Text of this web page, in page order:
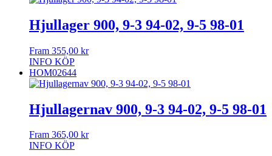
Hjullager 900, 9-3 94-02, 9-5 98-01
Fram 355,00 kr
INFO KÖP
HOM02644
Hjullagernav 900, 9-3 94-02, 9-5 98-01
Fram 365,00 kr
INFO KÖP